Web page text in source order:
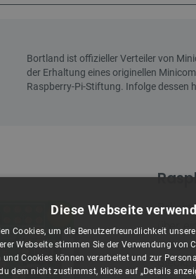
über
Diese Webseite
Cookies, um die Benutzerfreundlichkeit
Webseite stimmen Sie der Verwendung von
und Cookies können verarbeitet und zur
dem nicht zustimmst, klicke auf „Details